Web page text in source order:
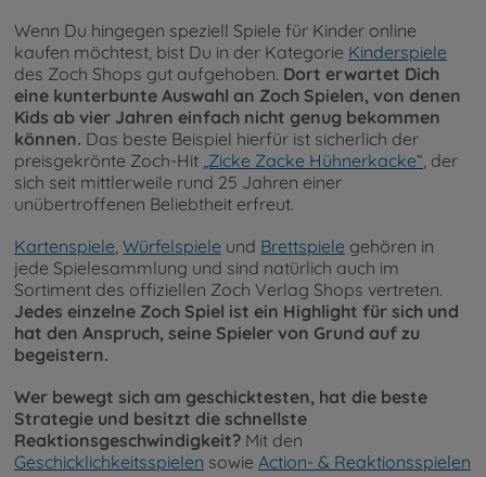
Wenn Du hingegen speziell Spiele für Kinder online
kaufen möchtest, bist Du in der Kategorie Kinderspiele
des Zoch Shops gut aufgehoben. Dort erwartet Dich
eine kunterbunte Auswahl an Zoch Spielen, von denen
Kids ab vier Jahren einfach nicht genug bekommen
können. Das beste Beispiel hierfür ist sicherlich der
preisgekrönte Zoch-Hit „Zicke Zacke Hühnerkacke“ , der
sich seit mittlerweile rund 25 Jahren einer
unübertroffenen Beliebtheit erfreut.
Kartenspiele, Würfelspiele und Brettspiele gehören in
jede Spielesammlung und sind natürlich auch im
Sortiment des offiziellen Zoch Verlag Shops vertreten.
Jedes einzelne Zoch Spiel ist ein Highlight für sich und
hat den Anspruch, seine Spieler von Grund auf zu
begeistern.
Wer bewegt sich am geschicktesten, hat die beste
Strategie und besitzt die schnellste
Reaktionsgeschwindigkeit? Mit den
Geschicklichkeitsspielen sowie Action- & Reaktionsspielen